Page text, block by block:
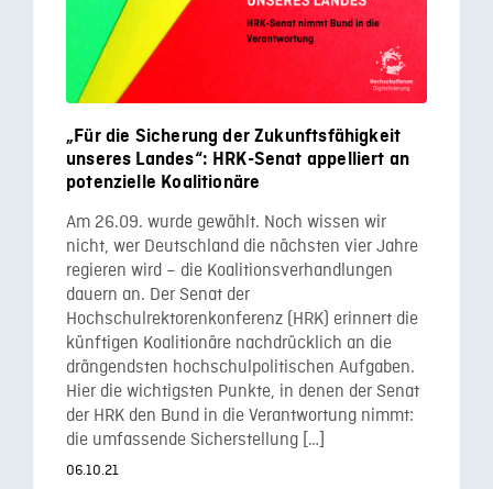
„Für die Sicherung der Zukunftsfähigkeit
unseres Landes“: HRK-Senat appelliert an
potenzielle Koalitionäre
Am 26.09. wurde gewählt. Noch wissen wir
nicht, wer Deutschland die nächsten vier Jahre
regieren wird – die Koalitionsverhandlungen
dauern an. Der Senat der
Hochschulrektorenkonferenz (HRK) erinnert die
künftigen Koalitionäre nachdrücklich an die
drängendsten hochschulpolitischen Aufgaben.
Hier die wichtigsten Punkte, in denen der Senat
der HRK den Bund in die Verantwortung nimmt:
die umfassende Sicherstellung […]
06.10.21